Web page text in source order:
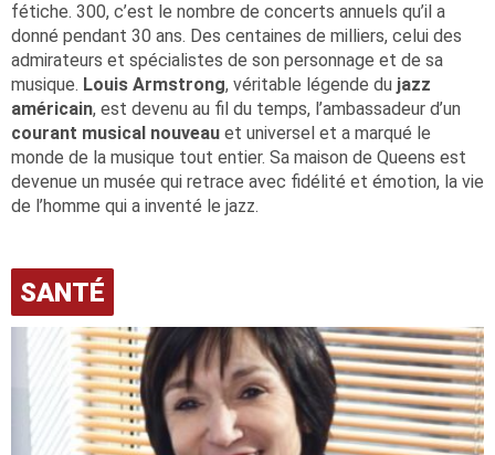
fétiche. 300, c’est le nombre de concerts annuels qu’il a
donné pendant 30 ans. Des centaines de milliers, celui des
admirateurs et spécialistes de son personnage et de sa
musique. Louis Armstrong, véritable légende du jazz
américain, est devenu au fil du temps, l’ambassadeur d’un
courant musical nouveau et universel et a marqué le
monde de la musique tout entier. Sa maison de Queens est
devenue un musée qui retrace avec fidélité et émotion, la vie
de l’homme qui a inventé le jazz.
SANTÉ